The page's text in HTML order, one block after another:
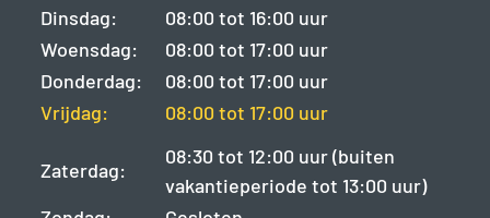
Dinsdag:
08:00 tot 16:00 uur
Woensdag:
08:00 tot 17:00 uur
Donderdag:
08:00 tot 17:00 uur
Vrijdag:
08:00 tot 17:00 uur
Zaterdag:
08:30 tot 12:00 uur (buiten
vakantieperiode tot 13:00 uur)